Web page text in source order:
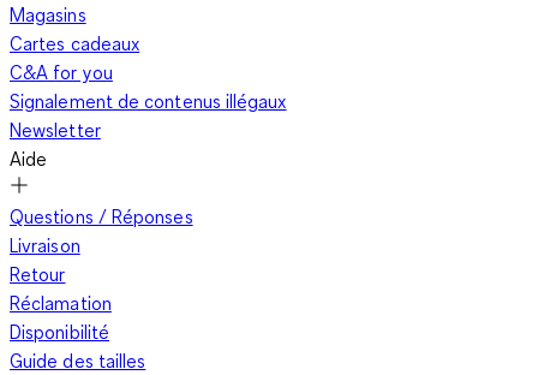
Magasins
Cartes cadeaux
C&A for you
Signalement de contenus illégaux
Newsletter
Aide
Questions / Réponses
Livraison
Retour
Réclamation
Disponibilité
Guide des tailles